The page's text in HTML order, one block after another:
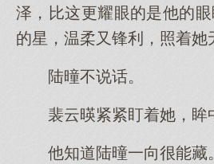
泽，比这更耀眼的是他的
的星，温柔又锋利，照着她
陆曈不说话。
裴云暎紧紧盯着她，眸
他知道陆曈一向很能藏。